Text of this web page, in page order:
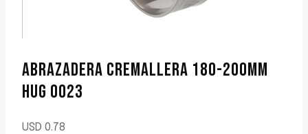
ABRAZADERA CREMALLERA 180-200MM
HUG 0023
USD 0.78